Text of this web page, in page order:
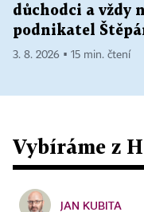
důchodci a vždy
podnikatel
3. 8. 2026 ▪ 15 min. čtení
Vybíráme z
JAN KUBITA